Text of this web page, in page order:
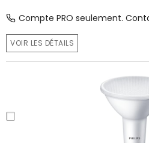
Compte PRO seulement.
VOIR LES DÉTAILS